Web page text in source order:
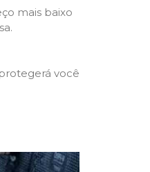
mais baixo
você